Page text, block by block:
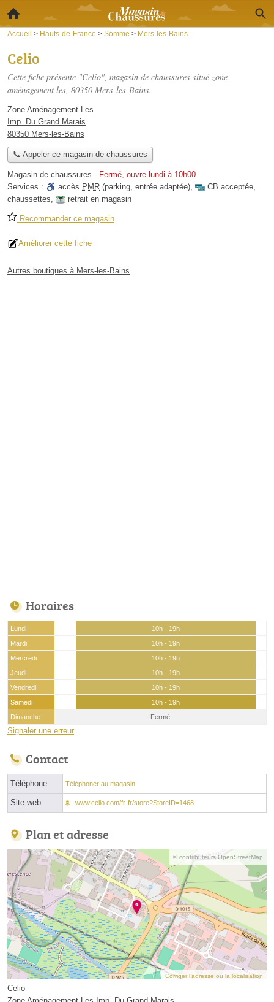
Accueil > Hauts-de-France > Somme > Mers-les-Bains
Celio
Cette fiche présente "Celio", magasin de chaussures situé zone
aménagement les, 80350 Mers-les-Bains.
Zone Aménagement Les
Imp. Du Grand Marais
80350 Mers-les-Bains
📞 Appeler ce magasin de chaussures
Magasin de chaussures - Fermé, ouvre lundi à 10h00
Services :
accès PMR (parking, entrée adaptée), CB acceptée,
chaussettes, retrait en magasin
Recommander ce magasin
Améliorer cette fiche
Autres boutiques à Mers-les-Bains
Horaires
Lundi
10h - 19h
Mardi
10h - 19h
Mercredi
10h - 19h
Jeudi
10h - 19h
Vendredi
10h - 19h
Samedi
10h - 19h
Dimanche
Fermé
Signaler une erreur
Contact
Téléphone Téléphoner au magasin
Site web www.celio.com/fr-fr/store?StoreID=1468
Plan et adresse
© contributeurs OpenStreetMap
Corriger l’adresse ou la localisation
Celio